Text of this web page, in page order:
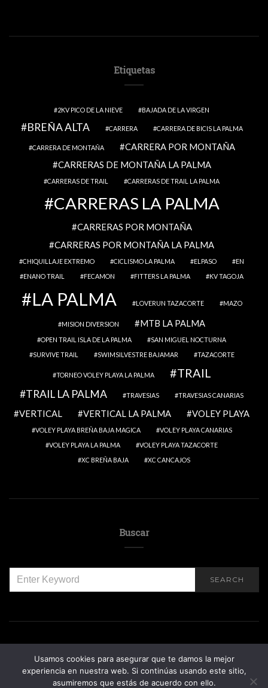
Etiquetas
2KV PICO DE LA NIEVE BAJADA DE LA VIRGEN
BREÑA ALTA CARRERA CARRERA DE BICIS LA PALMA
CARRERA DE MONTAÑA
CARRERA POR MONTAÑA
CARRERAS DE MONTAÑA LA PALMA
CARRERAS DE TRAIL CARRERAS DE TRAIL LA PALMA
CARRERAS LA PALMA
CARRERAS POR MONTAÑA
CARRERAS POR MONTAÑA LA PALMA
CHIQUILLAJE EXTREMO CICLISMO LA PALMA ELPASO
EN
ENANO TRAIL
FECAMON FITTERS LA PALMA KV TAGOJA
LA PALMA LOVERUN TAZACORTE MAZO
MISION DIVERSION MTB LA PALMA
OPEN TRAIL ISLA DE LA PALMA
SAN MIGUEL NOCTURNA
SURVIVE TRAIL
SWIMSILVESTRE BAJAMAR TAZACORTE
TORNEO VOLEY PLAYA LA PALMA TRAIL
TRAIL LA PALMA TRAVESIAS TRAVESIAS CANARIAS
VERTICAL VERTICAL LA PALMA VOLEY PLAYA
VOLEY PLAYA BREÑA BAJA MAGICA
VOLEY PLAYA CANARIAS
VOLEY PLAYA LA PALMA
VOLEY PLAYA TAZACORTE
XC BREÑA BAJA
XC CANCAJOS
Buscar
FOR:
SEARCH
Usamos cookies para asegurar que te damos la mejor
experiencia en nuestra web. Si continúas usando este sitio,
asumiremos que estás de acuerdo con ello.